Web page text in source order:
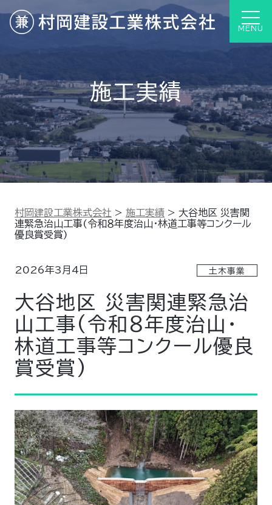
MENU
施工実績
村岡建設工業株式会社 > 施工実績 > 大谷地区 災害関
連緊急治山工事(令和８年度治山・林道工事等コンクール
優良賞受賞)
2026年3月4日 土木事業
大谷地区 災害関連緊急治
山工事(令和８年度治山・
林道工事等コンクール優良
賞受賞)